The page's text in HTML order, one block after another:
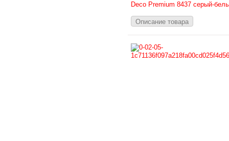
Deco Premium 8437 серый-
Описание товара